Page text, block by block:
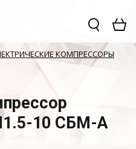
КОМПРЕССОРЫ
10 СБМ-А